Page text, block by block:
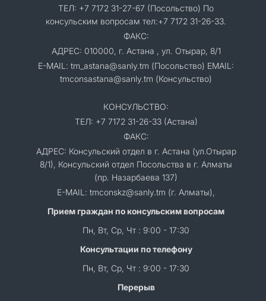
ТЕЛ: +7 7172 31-27-67 (Посольство) По
консульским вопросам тел:+7 7172 31-26-33.
ФАКС:
АДРЕС: 010000, г. Астана , ул. Отырар, 8/1
E-MAIL: tm_astana@sanly.tm (Посольство) EMAIL:
tmconsastana@sanly.tm (Консульство)
КОНСУЛЬСТВО:
ТЕЛ: +7 7172 31-26-33 (Астана)
ФАКС:
АДРЕС: Консульский отдел в г. Астана (ул.Отырар
8/1), Консульский отдел Посольства в г. Алматы
(пр. Назарбаева 137)
E-MAIL: tmconskz@sanly.tm (г. Алматы),
Прием граждан по консульским вопросам
Пн, Вт, Ср, Чт : 9:00 - 17:30
Консультации по телефону
Пн, Вт, Ср, Чт : 9:00 - 17:30
Перерыв